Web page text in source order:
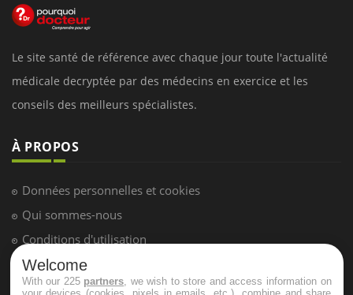
Le site santé de référence avec chaque jour toute l'actualité
médicale decryptée par des médecins en exercice et les
conseils des meilleurs spécialistes.
À PROPOS
Données personnelles et cookies
Qui sommes-nous
Conditions d'utilisation
Plan du site
Mentions Légales
Welcome
With our 225 partners , we wish to store and access information on
your devices (cookies, pixels in emails, etc.), combine and share